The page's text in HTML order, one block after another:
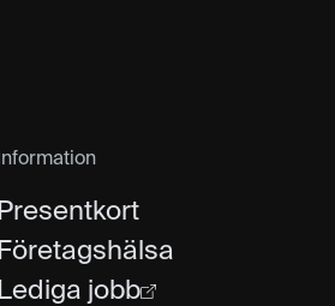
Information
Presentkort
Företagshälsa
Lediga jobb